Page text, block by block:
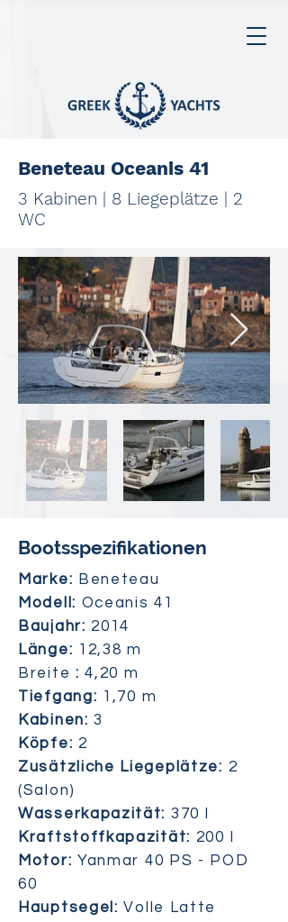
Beneteau Oceanis 41
3 Kabinen | 8 Liegeplätze | 2
WC
Bootsspezifikationen
Marke: Beneteau
Modell: Oceanis 41
Baujahr: 2014
Länge: 12,38 m
Breite : 4,20 m
Tiefgang: 1,70 m
Kabinen: 3
Köpfe: 2
Zusätzliche Liegeplätze: 2
(Salon)
Wasserkapazität: 370 l
Kraftstoffkapazität: 200 l
Motor: Yanmar 40 PS - POD
60
Hauptsegel: Volle Latte